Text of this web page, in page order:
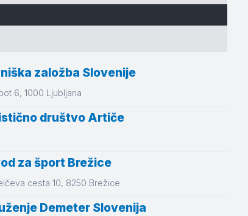
založba Slovenije
6, 1000 Ljubljana
društvo Artiče
za šport Brežice
cesta 10, 8250 Brežice
Demeter Slovenija